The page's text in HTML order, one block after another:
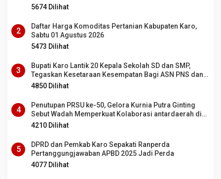
5674 Dilihat
2
Daftar Harga Komoditas Pertanian Kabupaten Karo,
Sabtu 01 Agustus 2026
5473 Dilihat
3
Bupati Karo Lantik 20 Kepala Sekolah SD dan SMP,
Tegaskan Kesetaraan Kesempatan Bagi ASN PNS dan
PPPK
4850 Dilihat
4
Penutupan PRSU ke-50, Gelora Kurnia Putra Ginting
Sebut Wadah Memperkuat Kolaborasi antardaerah di
Sumut
4210 Dilihat
5
DPRD dan Pemkab Karo Sepakati Ranperda
Pertanggungjawaban APBD 2025 Jadi Perda
4077 Dilihat